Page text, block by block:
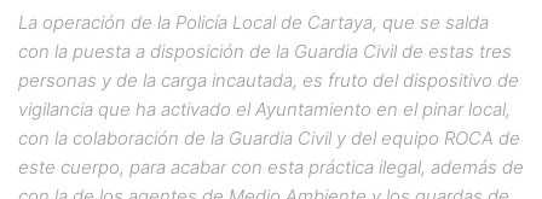
La operación de la Policía Local de Cartaya, que se salda
con la puesta a disposición de la Guardia Civil de estas tres
personas y de la carga incautada, es fruto del dispositivo de
vigilancia que ha activado el Ayuntamiento en el pinar local,
con la colaboración de la Guardia Civil y del equipo ROCA de
este cuerpo, para acabar con esta práctica ilegal, además de